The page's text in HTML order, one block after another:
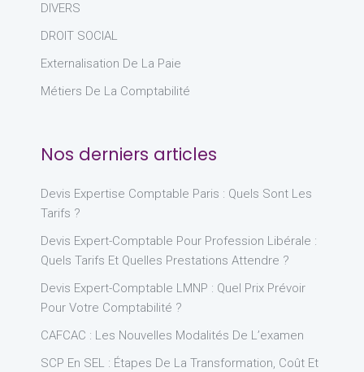
DIVERS
DROIT SOCIAL
Externalisation De La Paie
Métiers De La Comptabilité
Nos derniers articles
Devis Expertise Comptable Paris : Quels Sont Les
Tarifs ?
Devis Expert-Comptable Pour Profession Libérale :
Quels Tarifs Et Quelles Prestations Attendre ?
Devis Expert-Comptable LMNP : Quel Prix Prévoir
Pour Votre Comptabilité ?
CAFCAC : Les Nouvelles Modalités De L’examen
SCP En SEL : Étapes De La Transformation, Coût Et